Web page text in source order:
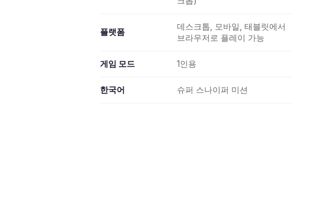
플랫폼
데스크톱, 모바일, 태블릿에서
브라우저로 플레이 가능
게임 모드 1인용
한국어 슈퍼 스나이퍼 미션